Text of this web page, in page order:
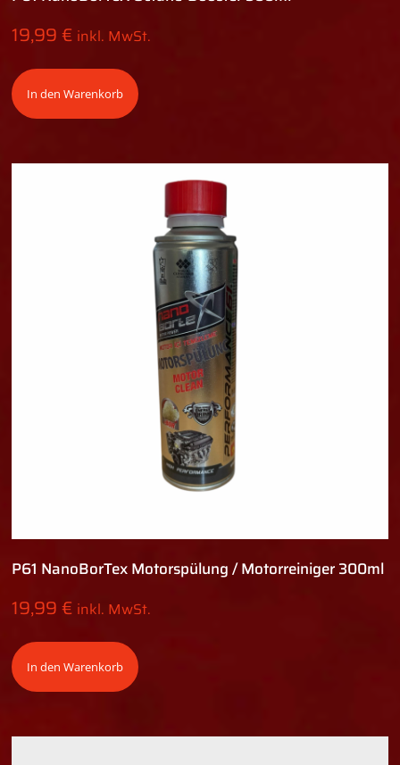
19,99€ inkl. MwSt.
In den Warenkorb
P61 NanoBorTex Motorspülung / Motorreiniger 300ml
19,99€ inkl. MwSt.
In den Warenkorb